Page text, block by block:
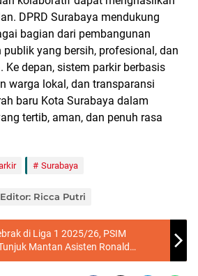
DPRD Surabaya mendukung
bagian dari pembangunan
yang bersih, profesional, dan
Ke depan, sistem parkir berbasis
warga lokal, dan transparansi
baru Kota Surabaya dalam
tertib, aman, dan penuh rasa
Surabaya
Editor: Ricca Putri
di Liga 1 2025/26, PSIM
Mantan Asisten Ronald
Pelatih